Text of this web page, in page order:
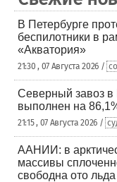
В Петербурге
беспилотники в
«Акватория»
21:30 , 07 Августа 2026 /
Северный завоз в
выполнен на
21:15 , 07 Августа 2026 /
ААНИИ: в
массивы
свободна ото льда